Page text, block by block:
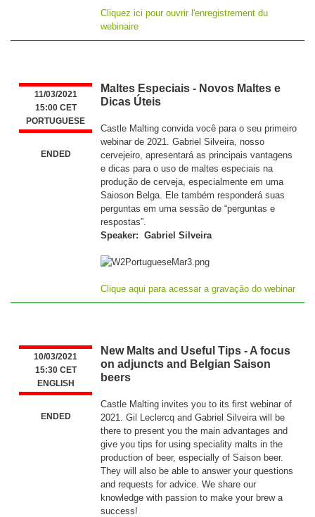
Cliquez ici pour ouvrir l'enregistrement du
webinaire
11/03/2021
15:00 CET
PORTUGUESE
ENDED
Maltes Especiais - Novos Maltes e
Dicas Úteis
Castle Malting convida você para o seu primeiro
webinar de 2021. Gabriel Silveira, nosso
cervejeiro, apresentará as principais vantagens
e dicas para o uso de maltes especiais na
produção de cerveja, especialmente em uma
Saioson Belga. Ele também responderá suas
perguntas em uma sessão de “perguntas e
respostas”.
Speaker: Gabriel Silveira
Clique aqui para acessar a gravação do webinar
10/03/2021
15:30 CET
ENGLISH
ENDED
New Malts and Useful Tips - A focus
on adjuncts and Belgian Saison
beers
Castle Malting invites you to its first webinar of
2021. Gil Leclercq and Gabriel Silveira will be
there to present you the main advantages and
give you tips for using speciality malts in the
production of beer, especially of Saison beer.
They will also be able to answer your questions
and requests for advice. We share our
knowledge with passion to make your brew a
success!